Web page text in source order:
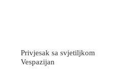
Privjesak sa svjetiljkom
Vespazijan